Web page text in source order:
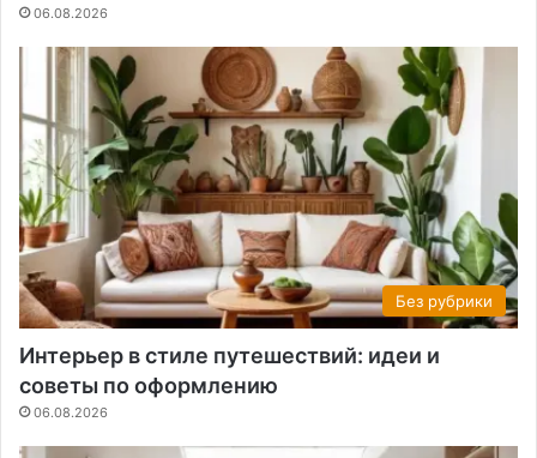
06.08.2026
Без рубрики
Интерьер в стиле путешествий: идеи и
советы по оформлению
06.08.2026